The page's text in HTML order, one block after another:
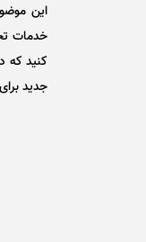
این
خدمات
کنید که
جدید